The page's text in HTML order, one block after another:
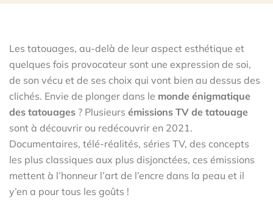
Les tatouages, au-delà de leur aspect esthétique et
quelques fois provocateur sont une expression de soi,
de son vécu et de ses choix qui vont bien au dessus des
clichés. Envie de plonger dans le monde énigmatique
des tatouages ? Plusieurs émissions TV de tatouage
sont à découvrir ou redécouvrir en 2021.
Documentaires, télé-réalités, séries TV, des concepts
les plus classiques aux plus disjonctées, ces émissions
mettent à l’honneur l’art de l’encre dans la peau et il
y’en a pour tous les goûts !